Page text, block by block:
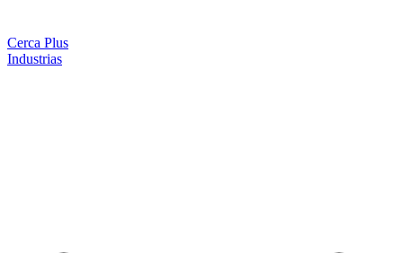
Cerca Plus
Industrias